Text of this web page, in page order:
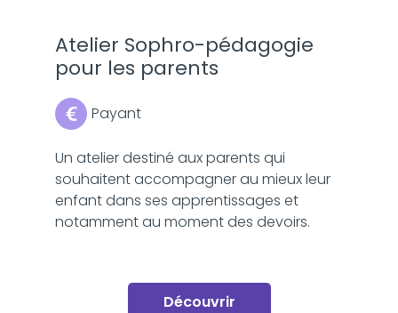
Atelier Sophro-pédagogie
pour les parents
Payant
Un atelier destiné aux parents qui
souhaitent accompagner au mieux leur
enfant dans ses apprentissages et
notamment au moment des devoirs.
Découvrir